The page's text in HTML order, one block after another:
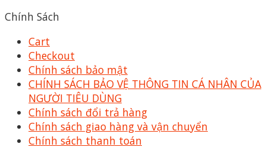
Chính Sách
Cart
Checkout
Chính sách bảo mật
CHÍNH SÁCH BẢO VỆ THÔNG TIN CÁ NHÂN CỦA
NGƯỜI TIÊU DÙNG
Chính sách đổi trả hàng
Chính sách giao hàng và vận chuyển
Chính sách thanh toán